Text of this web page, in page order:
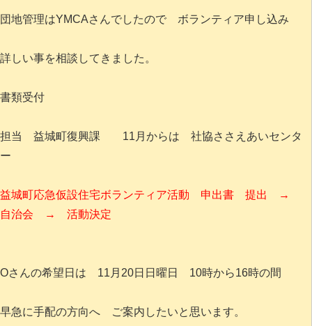
団地管理はYMCAさんでしたので ボランティア申し込み
詳しい事を相談してきました。
書類受付
担当 益城町復興課 11月からは 社協ささえあいセンタ
ー
益城町応急仮設住宅ボランティア活動 申出書 提出 →
自治会 → 活動決定
Oさんの希望日は 11月20日日曜日 10時から16時の間
早急に手配の方向へ ご案内したいと思います。